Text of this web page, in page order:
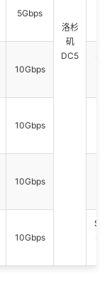
洛杉
矶
DC5
5Gbps
10Gbps
10Gbps
10Gbps
10Gbps